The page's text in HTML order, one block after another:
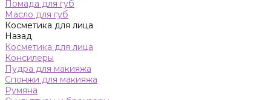
Помада для губ
Масло для губ
Косметика для лица
Назад
Косметика для лица
Консилеры
Пудра для макияжа
Спонжи для макияжа
Румяна